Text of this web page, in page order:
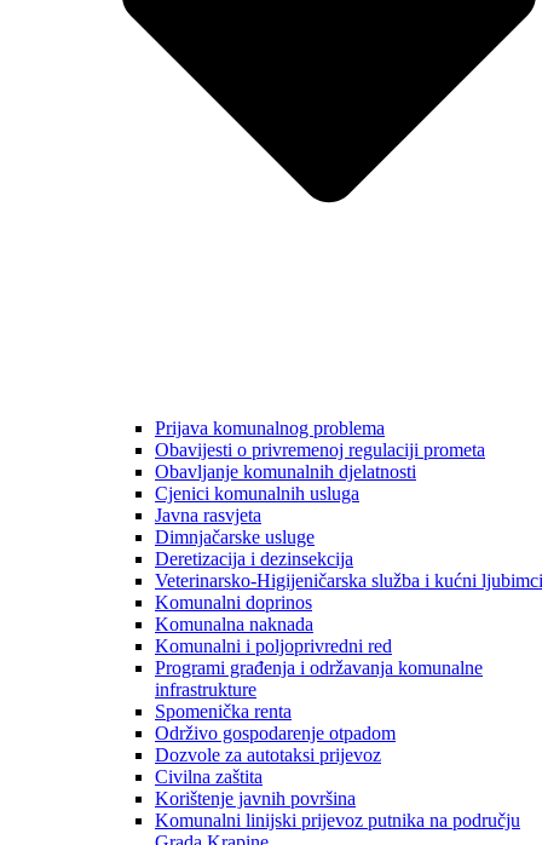
Prijava komunalnog problema
Obavijesti o privremenoj regulaciji prometa
Obavljanje komunalnih djelatnosti
Cjenici komunalnih usluga
Javna rasvjeta
Dimnjačarske usluge
Deretizacija i dezinsekcija
Veterinarsko-Higijeničarska služba i kućni ljubimci
Komunalni doprinos
Komunalna naknada
Komunalni i poljoprivredni red
Programi građenja i održavanja komunalne
infrastrukture
Spomenička renta
Održivo gospodarenje otpadom
Dozvole za autotaksi prijevoz
Civilna zaštita
Korištenje javnih površina
Komunalni linijski prijevoz putnika na području